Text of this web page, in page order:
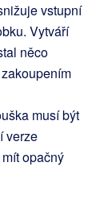
vstupní
Vytváří
něco
musí být
verze
opačný